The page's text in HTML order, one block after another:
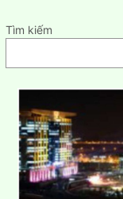
Tìm kiếm